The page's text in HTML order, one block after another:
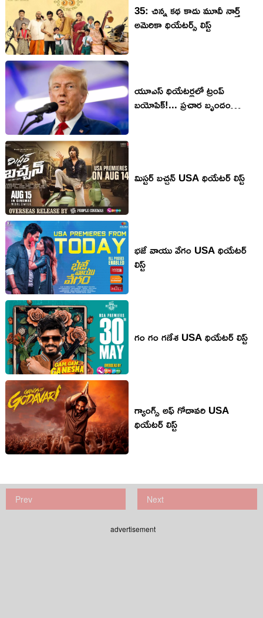
35: చిన్న కథ కాదు మూవీ నార్త్
అమెరికా థియేటర్స్ లిస్ట్
యూఎస్ థియేటర్లలో ట్రంప్
బయోపిక్!... ప్రచార బృందం
మిస్టర్ బచ్చన్ USA థియేటర్ లిస్ట్
భజే వాయు వేగం USA థియేటర్
లిస్ట్
గం గం గణేశ USA థియేటర్ లిస్ట్
గ్యాంగ్స్ అఫ్ గోదావరి USA
థియేటర్ లిస్ట్
Prev Next
advertisement